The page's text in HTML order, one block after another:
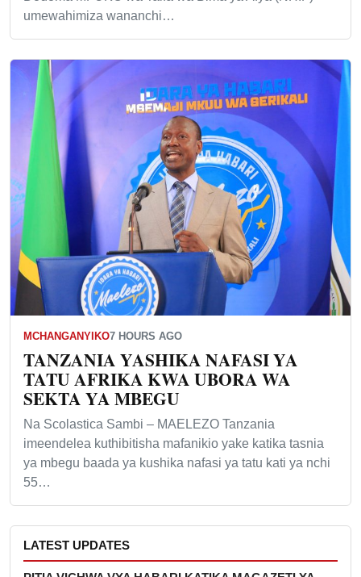
umewahimiza wananchi…
MCHANGANYIKO7 HOURS AGO
TANZANIA YASHIKA NAFASI YA
TATU AFRIKA KWA UBORA WA
SEKTA YA MBEGU
Na Scolastica Sambi – MAELEZO Tanzania
imeendelea kuthibitisha mafanikio yake katika tasnia
ya mbegu baada ya kushika nafasi ya tatu kati ya nchi
55…
LATEST UPDATES